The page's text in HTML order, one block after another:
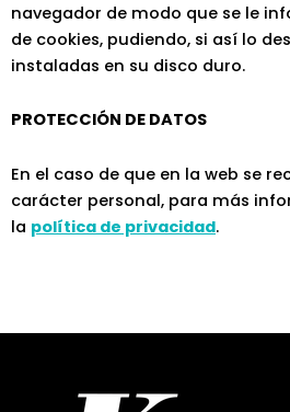
navegador de modo que se le
de cookies, pudiendo, si así lo
instaladas en su disco duro.
PROTECCIÓN DE DATOS
En el caso de que en la web se
carácter personal, para más
la política de privacidad.